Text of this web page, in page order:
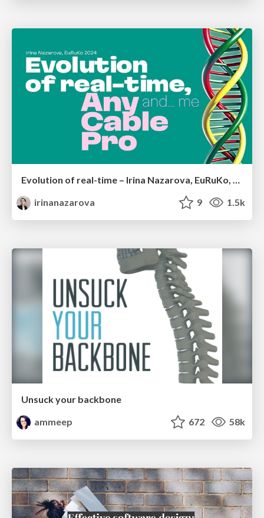
Evolution of real-time – Irina Nazarova, EuRuKo, 2024
irinanazarova
9 1.5k
Unsuck your backbone
ammeep
672 58k